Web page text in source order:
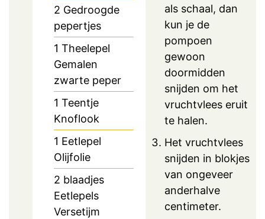
2 Gedroogde
pepertjes
1 Theelepel
Gemalen
zwarte peper
1 Teentje
Knoflook
1 Eetlepel
Olijfolie
2 blaadjes
Eetlepels
Versetijm
als schaal, dan
kun je de
pompoen
gewoon
doormidden
snijden om het
vruchtvlees eruit
te halen.
Het vruchtvlees
snijden in blokjes
van ongeveer
anderhalve
centimeter.